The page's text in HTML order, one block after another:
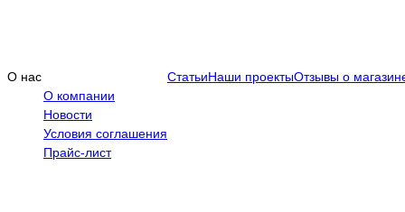
О нас
О компании
Новости
Условия соглашения
Прайс-лист
СтатьиНаши проектыОтзывы о